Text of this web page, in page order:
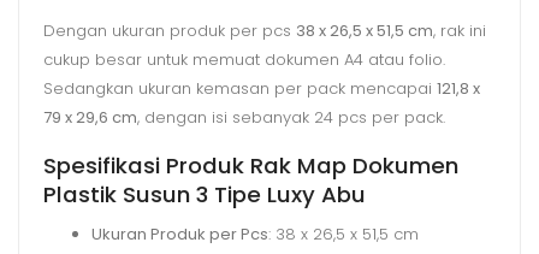
Dengan ukuran produk per pcs 38 x 26,5 x 51,5 cm, rak ini
cukup besar untuk memuat dokumen A4 atau folio.
Sedangkan ukuran kemasan per pack mencapai 121,8 x
79 x 29,6 cm, dengan isi sebanyak 24 pcs per pack.
Spesifikasi Produk Rak Map Dokumen
Plastik Susun 3 Tipe Luxy Abu
Ukuran Produk per Pcs: 38 x 26,5 x 51,5 cm